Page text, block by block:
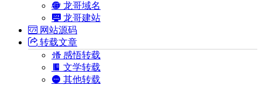
龙哥域名
龙哥建站
网站源码
转载文章
感悟转载
文学转载
其他转载